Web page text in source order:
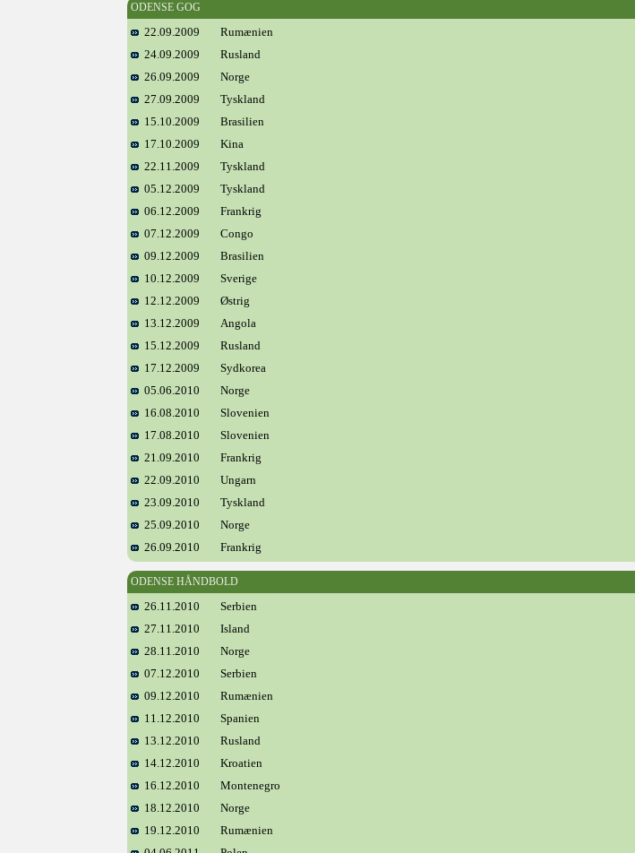
ODENSE GOG
22.09.2009 Rumænien
24.09.2009
Rusland
26.09.2009
Norge
27.09.2009
Tyskland
15.10.2009
Brasilien
17.10.2009
Kina
22.11.2009
Tyskland
05.12.2009
Tyskland
06.12.2009
Frankrig
07.12.2009
Congo
09.12.2009
Brasilien
10.12.2009
Sverige
12.12.2009
Østrig
13.12.2009
Angola
15.12.2009
Rusland
17.12.2009
Sydkorea
05.06.2010
Norge
16.08.2010
Slovenien
17.08.2010
Slovenien
21.09.2010
Frankrig
22.09.2010
Ungarn
23.09.2010
Tyskland
25.09.2010
Norge
26.09.2010
Frankrig
ODENSE HÅNDBOLD
26.11.2010 Serbien
27.11.2010
Island
28.11.2010
Norge
07.12.2010
Serbien
09.12.2010
Rumænien
11.12.2010
Spanien
13.12.2010
Rusland
14.12.2010
Kroatien
16.12.2010
Montenegro
18.12.2010
Norge
19.12.2010
Rumænien